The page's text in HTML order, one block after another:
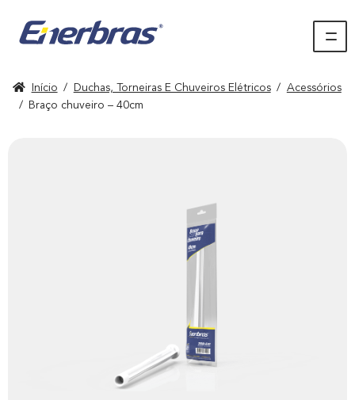
Início / Duchas, Torneiras E Chuveiros Elétricos / Acessórios
/
Braço chuveiro – 40cm